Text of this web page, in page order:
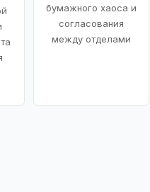
бумажного хаоса и
согласования
между отделами